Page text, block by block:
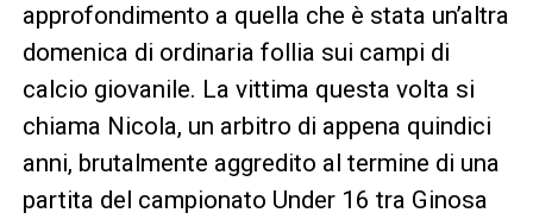
approfondimento a quella che è stata un’altra
domenica di ordinaria follia sui campi di
calcio giovanile. La vittima questa volta si
chiama Nicola, un arbitro di appena quindici
anni, brutalmente aggredito al termine di una
partita del campionato Under 16 tra Ginosa